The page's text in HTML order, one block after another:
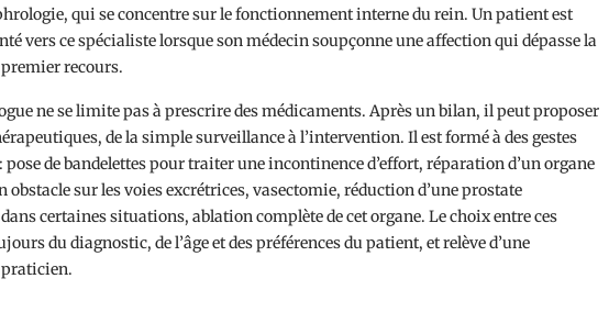
qui se concentre sur le fonctionnement interne du rein. Un patient est
vers ce spécialiste lorsque son médecin soupçonne une affection qui dépasse la
recours.
ne se limite pas à prescrire des médicaments. Après un bilan, il peut proposer
de la simple surveillance à l’intervention. Il est formé à des gestes
pose de bandelettes pour traiter une incontinence d’effort, réparation d’un organe
obstacle sur les voies excrétrices, vasectomie, réduction d’une prostate
certaines situations, ablation complète de cet organe. Le choix entre ces
du diagnostic, de l’âge et des préférences du patient, et relève d’une
praticien.